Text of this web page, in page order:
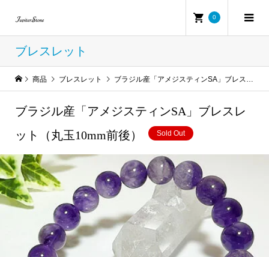
0
ブレスレット
商品 ブレスレット ブラジル産「アメジスティンSA」ブレスレット（丸玉10mm前後）
ブラジル産「アメジスティンSA」ブレスレ
ット（丸玉10mm前後）
Sold Out